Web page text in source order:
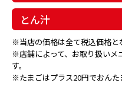
とん汁
※当店の価格は全て税込価格と
※店舗によって、お取り扱いメ
す。
※たまごはプラス20円でおんた